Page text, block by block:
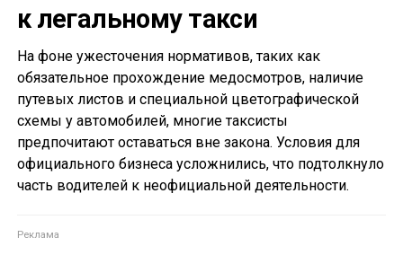
к легальному такси
На фоне ужесточения нормативов, таких как
обязательное прохождение медосмотров, наличие
путевых листов и специальной цветографической
схемы у автомобилей, многие таксисты
предпочитают оставаться вне закона. Условия для
официального бизнеса усложнились, что подтолкнуло
часть водителей к неофициальной деятельности.